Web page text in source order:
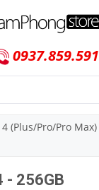
0937.859.591
(Plus/Pro/Pro Max)
- 256GB